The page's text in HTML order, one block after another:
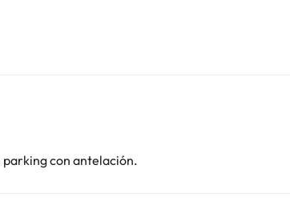
con antelación.